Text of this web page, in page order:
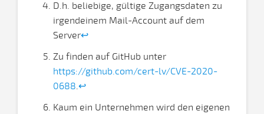
D.h. beliebige, gültige Zugangsdaten zu
irgendeinem Mail-Account auf dem
Server↩
Zu finden auf GitHub unter
https://github.com/cert-lv/CVE-2020-
0688.↩
Kaum ein Unternehmen wird den eigenen